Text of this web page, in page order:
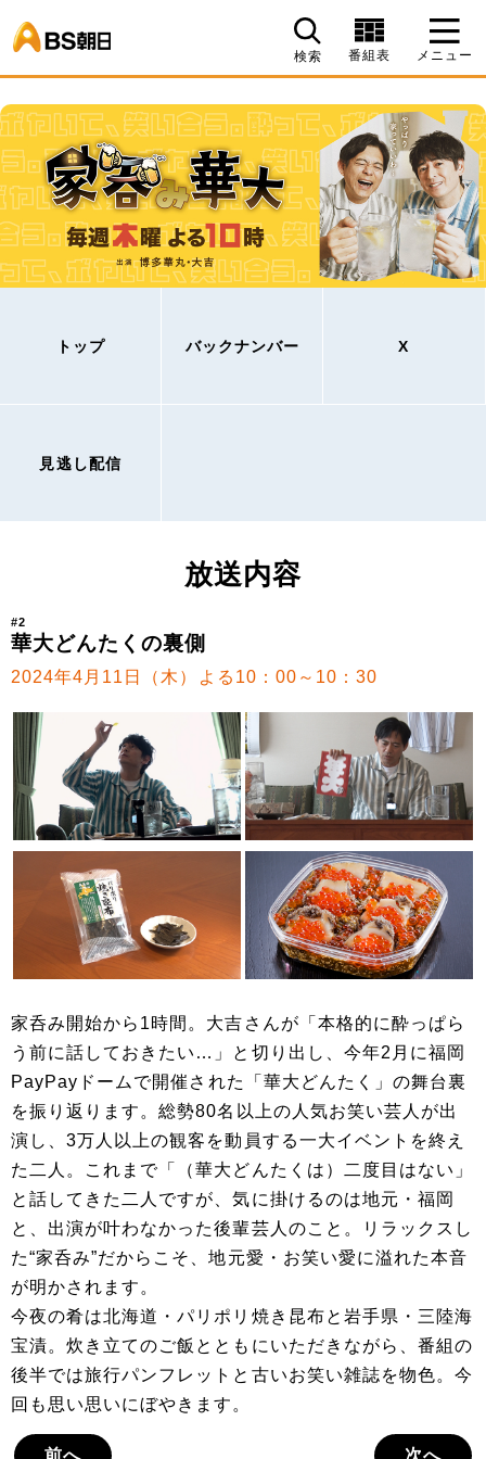
検索 番組表 メニュー
トップ バックナンバー X
見逃し配信
放送内容
#2
華大どんたくの裏側
2024年4月11日（木）よる10：00～10：30
家呑み開始から1時間。大吉さんが「本格的に酔っぱら
う前に話しておきたい…」と切り出し、今年2月に福岡
PayPayドームで開催された「華大どんたく」の舞台裏
を振り返ります。総勢80名以上の人気お笑い芸人が出
演し、3万人以上の観客を動員する一大イベントを終え
た二人。これまで「（華大どんたくは）二度目はない」
と話してきた二人ですが、気に掛けるのは地元・福岡
と、出演が叶わなかった後輩芸人のこと。リラックスし
た“家呑み”だからこそ、地元愛・お笑い愛に溢れた本音
が明かされます。
今夜の肴は北海道・パリポリ焼き昆布と岩手県・三陸海
宝漬。炊き立てのご飯とともにいただきながら、番組の
後半では旅行パンフレットと古いお笑い雑誌を物色。今
回も思い思いにぼやきます。
前へ 次へ